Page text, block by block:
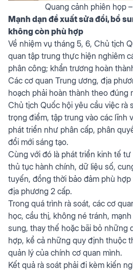
Quang cảnh phiên họp
Mạnh dạn đề xuất sửa đổi, bổ
không còn phù hợp
Về nhiệm vụ tháng 5, 6, Chủ tịch
quan tập trung thực hiện nghiêm
phân công; khẩn trương hoàn
Các cơ quan Trung ương, địa
hoạch phải hoàn thành theo đúng
Chủ tịch Quốc hội yêu cầu việc rà
trọng điểm, tập trung vào các lĩnh
phát triển như phân cấp, phân
đổi mới sáng tạo.
Cùng với đó là phát triển kinh tế
thủ tục hành chính, dữ liệu số,
tuyến, đồng thời bảo đảm phù
địa phương 2 cấp.
Trong quá trình rà soát, các cơ
học, cầu thị, không né tránh,
sung, thay thế hoặc bãi bỏ những
hợp, kể cả những quy định thuộc
quản lý của chính cơ quan mình.
Kết quả rà soát phải đi kèm kiến